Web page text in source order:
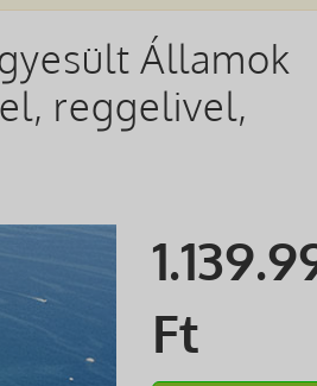
Államok
reggelivel,
Ft